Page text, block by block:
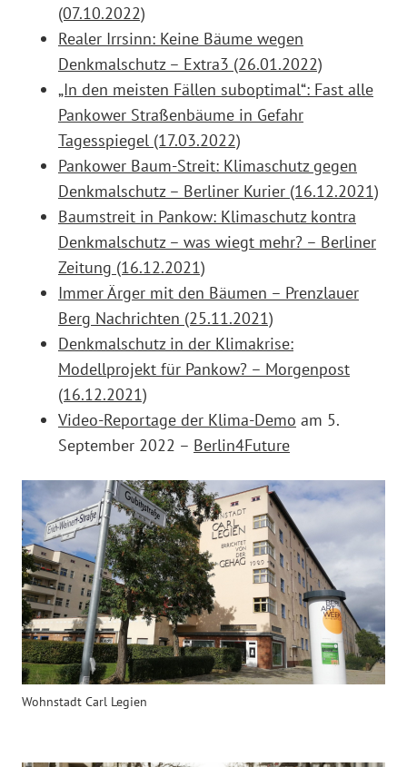
(07.10.2022)
Realer Irrsinn: Keine Bäume wegen
Denkmalschutz – Extra3 (26.01.2022)
„In den meisten Fällen suboptimal“: Fast alle
Pankower Straßenbäume in Gefahr
Tagesspiegel (17.03.2022)
Pankower Baum-Streit: Klimaschutz gegen
Denkmalschutz – Berliner Kurier (16.12.2021)
Baumstreit in Pankow: Klimaschutz kontra
Denkmalschutz – was wiegt mehr? – Berliner
Zeitung (16.12.2021)
Immer Ärger mit den Bäumen – Prenzlauer
Berg Nachrichten (25.11.2021)
Denkmalschutz in der Klimakrise:
Modellprojekt für Pankow? – Morgenpost
(16.12.2021)
Video-Reportage der Klima-Demo am 5.
September 2022 – Berlin4Future
Wohnstadt Carl Legien